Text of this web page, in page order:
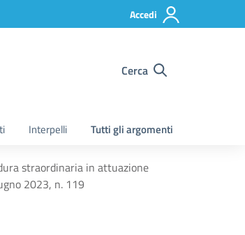
Accedi
Cerca
Interpelli Tutti gli argomenti
straordinaria in attuazione
2023, n. 119